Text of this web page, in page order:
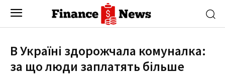
В Україні здорожчала комуналка:
за що люди заплатять більше